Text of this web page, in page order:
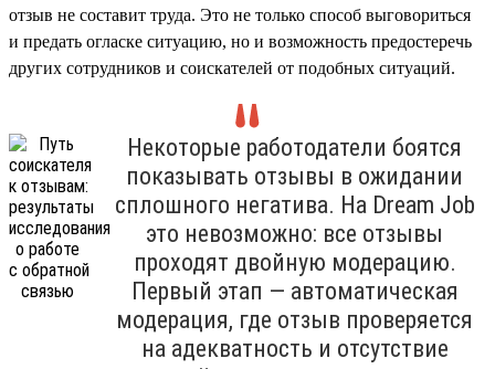
отзыв не составит труда. Это не только способ выговориться
и предать огласке ситуацию, но и возможность предостеречь
других сотрудников и соискателей от подобных ситуаций.
Некоторые работодатели боятся
показывать отзывы в ожидании
сплошного негатива. На Dream Job
это невозможно: все отзывы
проходят двойную модерацию.
Первый этап — автоматическая
модерация, где отзыв проверяется
на адекватность и отсутствие